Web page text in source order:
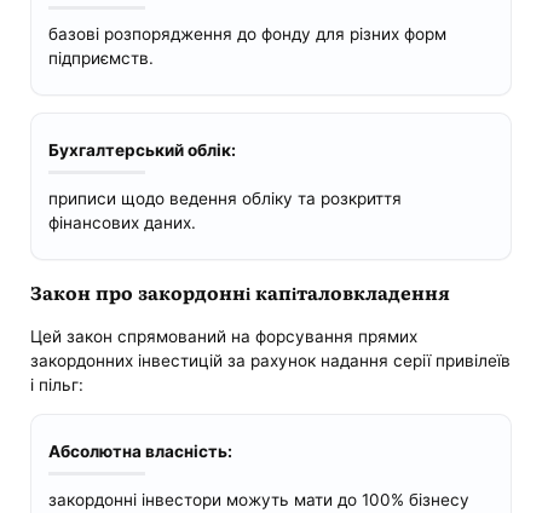
базові розпорядження до фонду для різних форм
підприємств.
Бухгалтерський облік:
приписи щодо ведення обліку та розкриття
фінансових даних.
Закон про закордонні капіталовкладення
Цей закон спрямований на форсування прямих
закордонних інвестицій за рахунок надання серії привілеїв
і пільг:
Абсолютна власність:
закордонні інвестори можуть мати до 100% бізнесу